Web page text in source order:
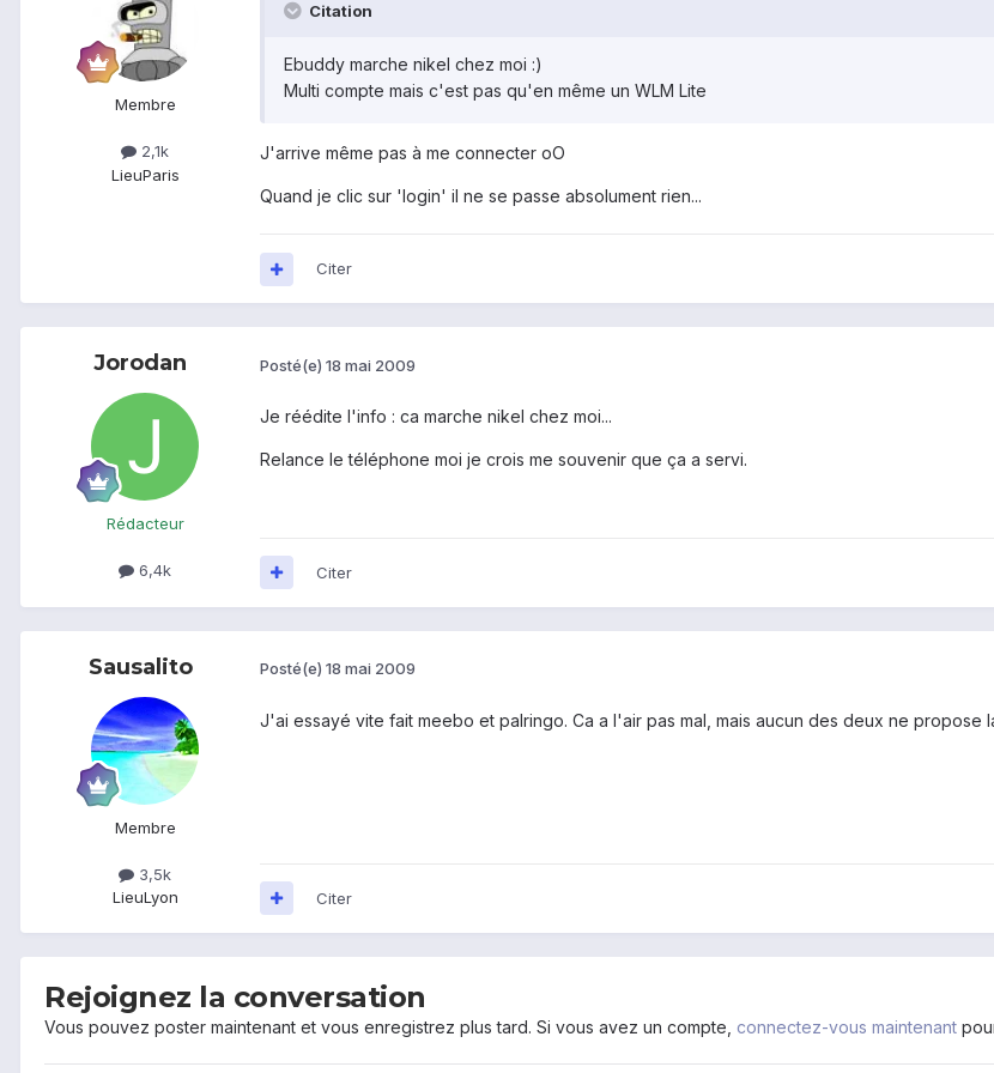
Membre
2,1k
LieuParis
Citation
Ebuddy marche nikel chez moi :)
Multi compte mais c'est pas qu'en même un WLM Lite
J'arrive même pas à me connecter oO
Quand je clic sur 'login' il ne se passe absolument rien...
Citer
Jorodan
Rédacteur
6,4k
Posté(e) 18 mai 2009
Je réédite l'info : ca marche nikel chez moi...
Relance le téléphone moi je crois me souvenir que ça a servi.
Citer
Sausalito
Membre
3,5k
LieuLyon
Posté(e) 18 mai 2009
J'ai essayé vite fait meebo et palringo. Ca a l'air pas mal, mais aucun des deux ne
Citer
Rejoignez la conversation
Vous pouvez poster maintenant et vous enregistrez plus tard. Si vous avez un compte, connectez-vous maintenant